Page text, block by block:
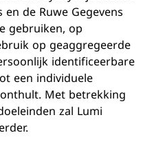
de Ruwe Gegevens
gebruiken, op
op geaggregeerde
identificeerbare
een individuele
Met betrekking
zal Lumi